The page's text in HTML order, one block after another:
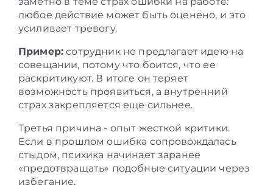
любое действие может быть оценено, и это
усиливает тревогу.
Пример: сотрудник не предлагает идею на
совещании, потому что боится, что ее
раскритикуют. В итоге он теряет
возможность проявиться, а внутренний
страх закрепляется еще сильнее.
Третья причина - опыт жесткой критики.
Если в прошлом ошибка сопровождалась
стыдом, психика начинает заранее
«предотвращать» подобные ситуации через
избегание.